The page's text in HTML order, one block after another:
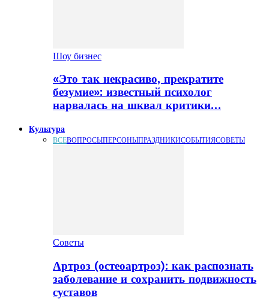
Шоу бизнес
«Это так некрасиво, прекратите
безумие»: известный психолог
нарвалась на шквал критики…
Культура
ВСЕВОПРОСЫПЕРСОНЫПРАЗДНИКИСОБЫТИЯСОВЕТЫ
Советы
Артроз (остеоартроз): как распознать
заболевание и сохранить подвижность
суставов